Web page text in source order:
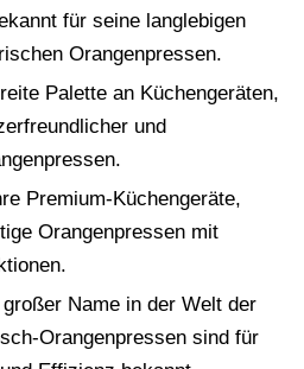
für seine langlebigen
Orangenpressen.
Palette an Küchengeräten,
und
Premium-Küchengeräte,
Orangenpressen mit
Name in der Welt der
Orangenpressen sind für